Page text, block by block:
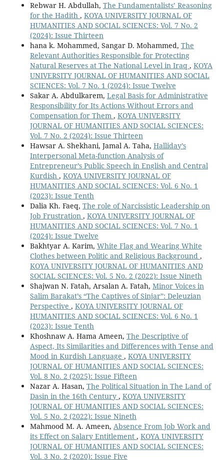
Rebwar H. Abdullah, The Fundamentalists’ Reasoning
for the Hadith , KOYA UNIVERSITY JOURNAL OF
HUMANITIES AND SOCIAL SCIENCES: Vol. 7 No. 2
(2024): Issue Thirteen
hana k. Mohammed, Sangar D. Mohammed, The
Relevant Authorities Responsible for Protecting
Natural Reserves at The National Level in Iraq , KOYA
UNIVERSITY JOURNAL OF HUMANITIES AND SOCIAL
SCIENCES: Vol. 7 No. 1 (2024): Issue Twelve
Sakar A. Abdulkarem, Legal Basis for Administrative
Responsibility for Its Actions Without Errors and
Compensation for Them , KOYA UNIVERSITY
JOURNAL OF HUMANITIES AND SOCIAL SCIENCES:
Vol. 7 No. 2 (2024): Issue Thirteen
Hawsar A. Shekhani, Jamal A. Taha, Halliday’s
Interpersonal Meta-function Analysis of
Entrepreneur’s Public Speech in English and Central
Kurdish , KOYA UNIVERSITY JOURNAL OF
HUMANITIES AND SOCIAL SCIENCES: Vol. 6 No. 1
(2023): Issue Tenth
Dalia Kh. Faeq, The role of Narcissistic Leadership on
Job Frustration , KOYA UNIVERSITY JOURNAL OF
HUMANITIES AND SOCIAL SCIENCES: Vol. 7 No. 1
(2024): Issue Twelve
Bakhtyar A. Karim, White Flag and Wearing White
Clothes between Politic and Religious Background ,
KOYA UNIVERSITY JOURNAL OF HUMANITIES AND
SOCIAL SCIENCES: Vol. 5 No. 2 (2022): Issue Nineth
Shajwan N. Fatah, Arsalan A. Fatah, Minor Voices in
Salim Barakat’s “The Captives of Sinjar”: Deleuzian
Perspective , KOYA UNIVERSITY JOURNAL OF
HUMANITIES AND SOCIAL SCIENCES: Vol. 6 No. 1
(2023): Issue Tenth
Khoshnaw A. Hama Ameen, The Descriptive of
Aspect, Its Similarities and Differences with Tense and
Mood in Kurdish Language , KOYA UNIVERSITY
JOURNAL OF HUMANITIES AND SOCIAL SCIENCES:
Vol. 8 No. 2 (2025): Issue Fifteen
Nazar A. Hasan, The Political Situation in The Land of
Dasin in the 16th Century , KOYA UNIVERSITY
JOURNAL OF HUMANITIES AND SOCIAL SCIENCES:
Vol. 5 No. 2 (2022): Issue Nineth
Mahmood M. A. Ameen, Absence From Job Work and
its Effect on Salary Entitlement , KOYA UNIVERSITY
JOURNAL OF HUMANITIES AND SOCIAL SCIENCES:
Vol. 3 No. 2 (2020): Issue Five